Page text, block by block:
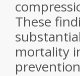
These
mortality